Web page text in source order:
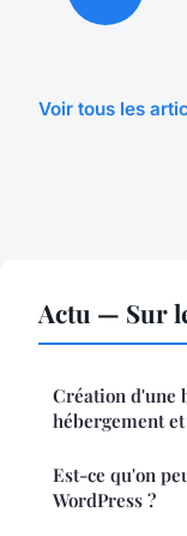
Voir tous les
Actu — Sur
Création d'une
hébergement
Est-ce qu'on
WordPress ?